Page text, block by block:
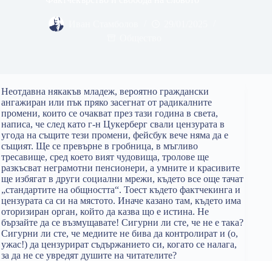
Неотдавна някакъв младеж, вероятно граждански
ангажиран или пък пряко засегнат от радикалните
промени, които се очакват през тази година в света,
написа, че след като г-н Цукерберг свали цензурата в
угода на същите тези промени, фейсбук вече няма да е
същият. Ще се превърне в гробница, в мъгливо
тресавище, сред което вият чудовища, тролове ще
разкъсват неграмотни пенсионери, а умните и красивите
ще избягат в други социални мрежи, където все още тачат
„стандартите на общността“. Тоест където фактчекинга и
цензурата са си на мястото. Иначе казано там, където има
оторизиран орган, който да казва що е истина. Не
бързайте да се възмущавате! Сигурни ли сте, че не е така?
Сигурни ли сте, че медиите не бива да контролират и (о,
ужас!) да цензурират съдържанието си, когато се налага,
за да не се увредят душите на читателите?